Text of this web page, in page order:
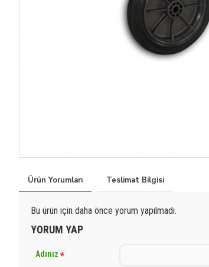
Ürün Yorumları Teslimat Bilgisi
Bu ürün için daha önce yorum yapılmadı.
YORUM YAP
Adınız